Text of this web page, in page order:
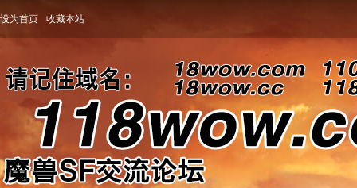
设为首页 收藏本站